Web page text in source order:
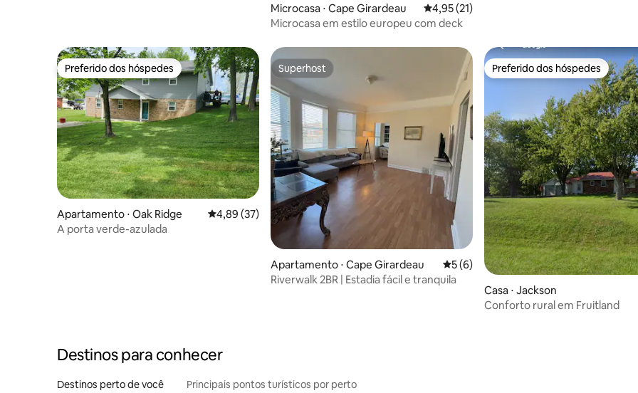
Microcasa ⋅ Cape Girardeau 4,95 de uma avaliação média de 5, 21
4,95 (21)
Microcasa em estilo europeu com deck
Preferido dos hóspedes
Preferido dos hóspedes
Apartamento ⋅ Oak Ridge 4,89 de uma avaliação média de 5, 37 avaliações
4,89 (37)
A porta verde-azulada
Superhost
Superhost
Apartamento ⋅ Cape Girardeau 5 de uma avaliação média de 5, 6
5 (6)
Riverwalk 2BR | Estadia fácil e tranquila
Preferido dos hóspedes
Preferido dos hóspedes
Casa ⋅ Jackson
Conforto rural em Fruitland
Destinos para conhecer
Destinos perto de você Principais pontos turísticos por perto